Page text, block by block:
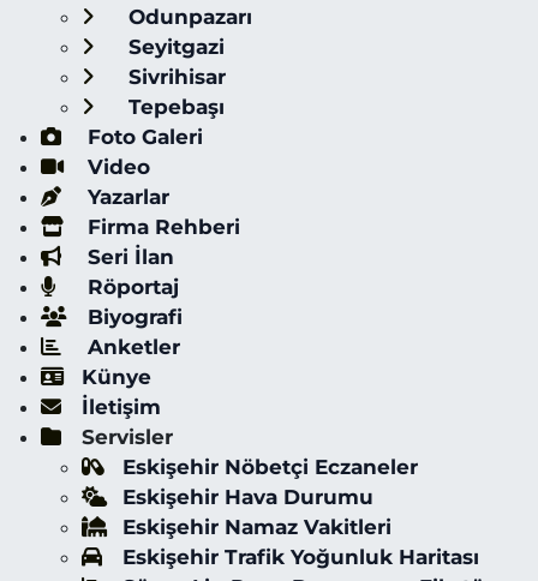
Odunpazarı
Seyitgazi
Sivrihisar
Tepebaşı
Foto Galeri
Video
Yazarlar
Firma Rehberi
Seri İlan
Röportaj
Biyografi
Anketler
Künye
İletişim
Servisler
Eskişehir Nöbetçi Eczaneler
Eskişehir Hava Durumu
Eskişehir Namaz Vakitleri
Eskişehir Trafik Yoğunluk Haritası